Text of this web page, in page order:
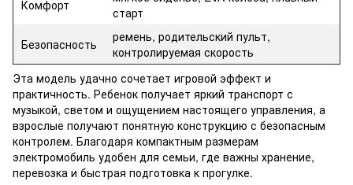
Комфорт
старт
Безопасность
ремень, родительский пульт,
контролируемая скорость
Эта модель удачно сочетает игровой эффект и
практичность. Ребенок получает яркий транспорт с
музыкой, светом и ощущением настоящего управления, а
взрослые получают понятную конструкцию с безопасным
контролем. Благодаря компактным размерам
электромобиль удобен для семьи, где важны хранение,
перевозка и быстрая подготовка к прогулке.